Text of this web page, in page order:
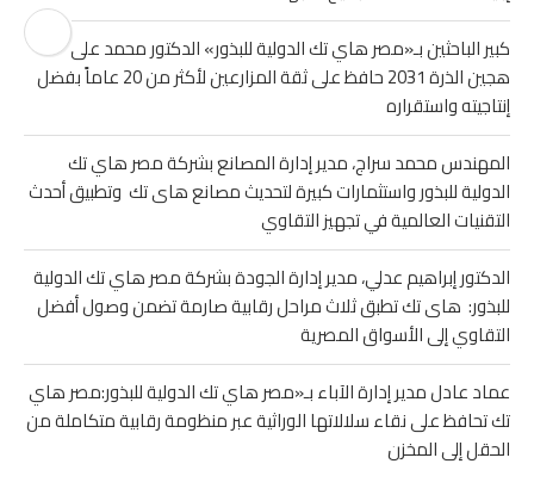
كبير الباحثين بـ«مصر هاي تك الدولية للبذور» الدكتور محمد على نصر
هجين الذرة 2031 حافظ على ثقة المزارعين لأكثر من 20 عاماً بفضل
إنتاجيته واستقراره
المهندس محمد سراج، مدير إدارة المصانع بشركة مصر هاي تك
الدولية للبذور واستثمارات كبيرة لتحديث مصانع هاى تك وتطبيق أحدث
التقنيات العالمية في تجهيز التقاوي
الدكتور إبراهيم عدلي، مدير إدارة الجودة بشركة مصر هاي تك الدولية
للبذور: هاى تك تطبق ثلاث مراحل رقابية صارمة تضمن وصول أفضل
التقاوي إلى الأسواق المصرية
عماد عادل مدير إدارة الآباء بـ«مصر هاي تك الدولية للبذور:مصر هاي
تك تحافظ على نقاء سلالاتها الوراثية عبر منظومة رقابية متكاملة من
الحقل إلى المخزن